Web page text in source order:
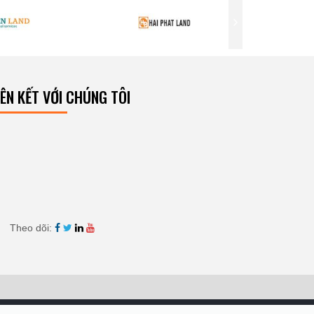
KẾT VỚI CHÚNG TÔI
Theo dõi: